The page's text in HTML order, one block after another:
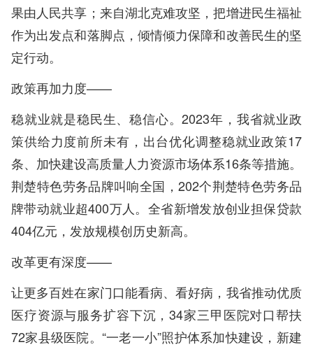
果由人民共享；来自湖北克难攻坚，把增进民生福祉
作为出发点和落脚点，倾情倾力保障和改善民生的坚
定行动。
政策再加力度——
稳就业就是稳民生、稳信心。2023年，我省就业政
策供给力度前所未有，出台优化调整稳就业政策17
条、加快建设高质量人力资源市场体系16条等措施。
荆楚特色劳务品牌叫响全国，202个荆楚特色劳务品
牌带动就业超400万人。全省新增发放创业担保贷款
404亿元，发放规模创历史新高。
改革更有深度——
让更多百姓在家门口能看病、看好病，我省推动优质
医疗资源与服务扩容下沉，34家三甲医院对口帮扶
72家县级医院。“一老一小”照护体系加快建设，新建